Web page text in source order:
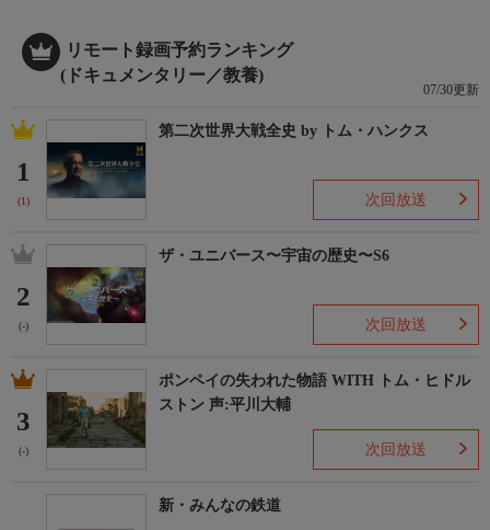
リモート録画予約ランキング
(ドキュメンタリー／教養)
07/30更新
1
(1)
第二次世界大戦全史 by トム・ハンクス
次回放送
2
(-)
ザ・ユニバース〜宇宙の歴史〜S6
次回放送
3
(-)
ポンペイの失われた物語 WITH トム・ヒドル
ストン 声:平川大輔
次回放送
新・みんなの鉄道